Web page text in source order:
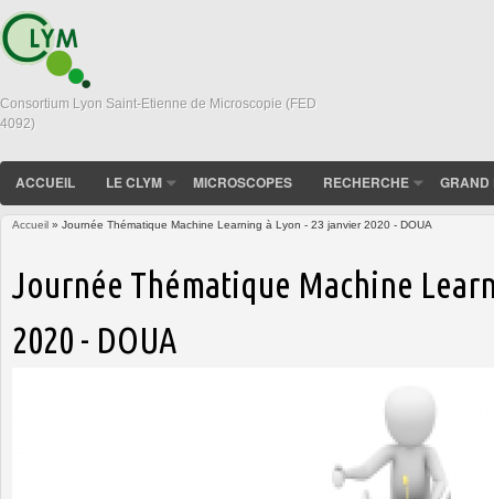
Consortium Lyon Saint-Etienne de Microscopie (FED
4092)
ACCUEIL LE CLYM MICROSCOPES RECHERCHE GRAND
Accueil » Journée Thématique Machine Learning à Lyon - 23 janvier 2020 - DOUA
Journée Thématique Machine
2020 - DOUA